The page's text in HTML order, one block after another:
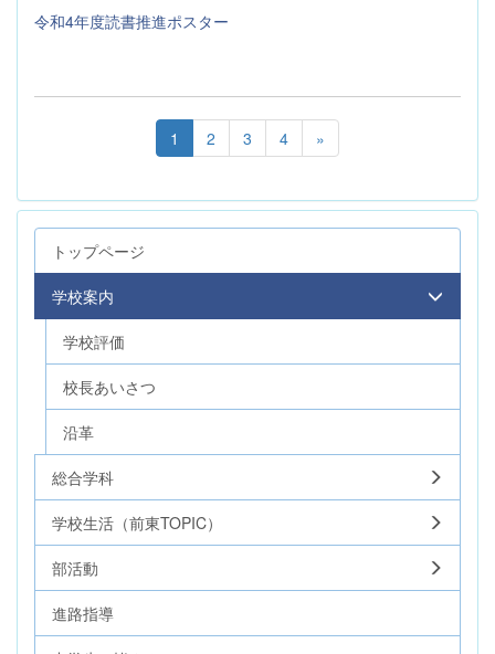
令和4年度読書推進ポスター
1 2 3 4 »
トップページ
学校案内
学校評価
校長あいさつ
沿革
総合学科
学校生活（前東TOPIC）
部活動
進路指導